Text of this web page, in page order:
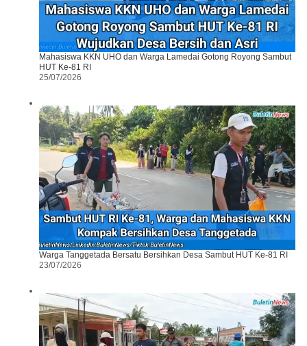
Mahasiswa KKN UHO dan Warga Lamedai Gotong Royong Sambut
HUT Ke-81 RI
25/07/2026
Warga Tanggetada Bersatu Bersihkan Desa Sambut HUT Ke-81 RI
23/07/2026